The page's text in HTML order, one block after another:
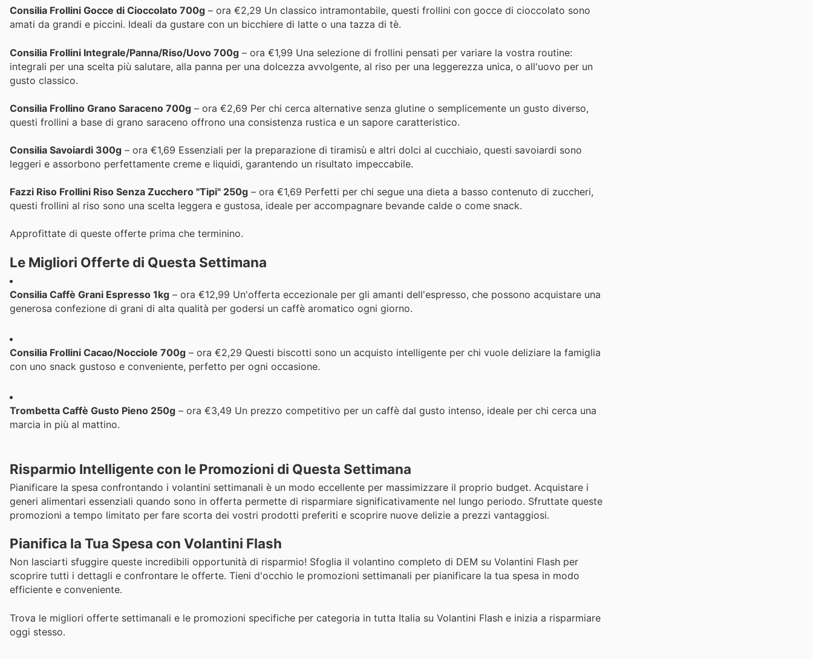
Consilia Frollini Gocce di Cioccolato 700g – ora €2,29 Un classico intramontabile, questi frollini con gocce di cioccolato sono
amati da grandi e piccini. Ideali da gustare con un bicchiere di latte o una tazza di tè.
Consilia Frollini Integrale/Panna/Riso/Uovo 700g – ora €1,99 Una selezione di frollini pensati per variare la vostra routine:
integrali per una scelta più salutare, alla panna per una dolcezza avvolgente, al riso per una leggerezza unica, o all'uovo per un
gusto classico.
Consilia Frollino Grano Saraceno 700g – ora €2,69 Per chi cerca alternative senza glutine o semplicemente un gusto diverso,
questi frollini a base di grano saraceno offrono una consistenza rustica e un sapore caratteristico.
Consilia Savoiardi 300g – ora €1,69 Essenziali per la preparazione di tiramisù e altri dolci al cucchiaio, questi savoiardi sono
leggeri e assorbono perfettamente creme e liquidi, garantendo un risultato impeccabile.
Fazzi Riso Frollini Riso Senza Zucchero "Tipi" 250g – ora €1,69 Perfetti per chi segue una dieta a basso contenuto di zuccheri,
questi frollini al riso sono una scelta leggera e gustosa, ideale per accompagnare bevande calde o come snack.
Approfittate di queste offerte prima che terminino.
Le Migliori Offerte di Questa Settimana
Consilia Caffè Grani Espresso 1kg – ora €12,99 Un'offerta eccezionale per gli amanti dell'espresso, che possono acquistare una
generosa confezione di grani di alta qualità per godersi un caffè aromatico ogni giorno.
Consilia Frollini Cacao/Nocciole 700g – ora €2,29 Questi biscotti sono un acquisto intelligente per chi vuole deliziare la famiglia
con uno snack gustoso e conveniente, perfetto per ogni occasione.
Trombetta Caffè Gusto Pieno 250g – ora €3,49 Un prezzo competitivo per un caffè dal gusto intenso, ideale per chi cerca una
marcia in più al mattino.
Risparmio Intelligente con le Promozioni di Questa Settimana
Pianificare la spesa confrontando i volantini settimanali è un modo eccellente per massimizzare il proprio budget. Acquistare i
generi alimentari essenziali quando sono in offerta permette di risparmiare significativamente nel lungo periodo. Sfruttate queste
promozioni a tempo limitato per fare scorta dei vostri prodotti preferiti e scoprire nuove delizie a prezzi vantaggiosi.
Pianifica la Tua Spesa con Volantini Flash
Non lasciarti sfuggire queste incredibili opportunità di risparmio! Sfoglia il volantino completo di DEM su Volantini Flash per
scoprire tutti i dettagli e confrontare le offerte. Tieni d'occhio le promozioni settimanali per pianificare la tua spesa in modo
efficiente e conveniente.
Trova le migliori offerte settimanali e le promozioni specifiche per categoria in tutta Italia su Volantini Flash e inizia a risparmiare
oggi stesso.